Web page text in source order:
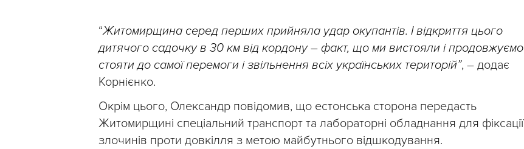
“Житомирщина серед перших прийняла удар окупантів. І відкриття цього
дитячого садочку в 30 км від кордону – факт, що ми вистояли і продовжуємо
стояти до самої перемоги і звільнення всіх українських територій”, – додає
Корнієнко.
Окрім цього, Олександр повідомив, що естонська сторона передасть
Житомирщині спеціальний транспорт та лабораторні обладнання для фіксації
злочинів проти довкілля з метою майбутнього відшкодування.